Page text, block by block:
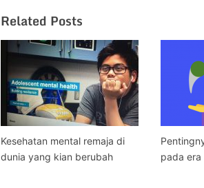
Related Posts
Kesehatan mental remaja di
dunia yang kian berubah
pada